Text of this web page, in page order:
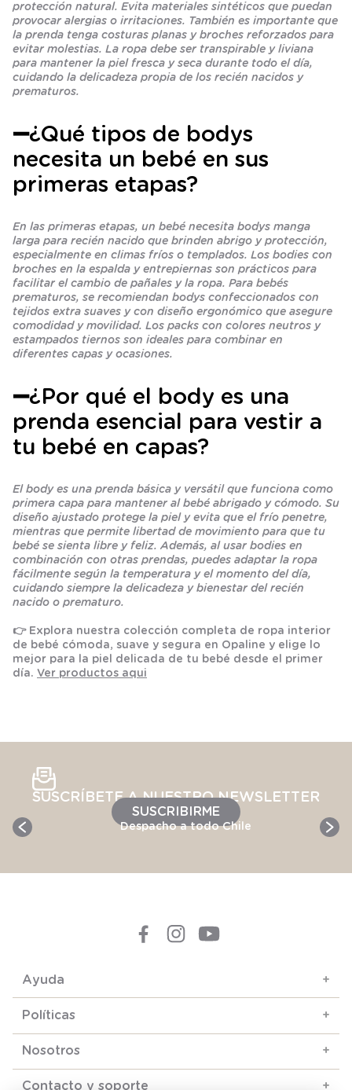
protección natural. Evita materiales sintéticos que puedan
provocar alergias o irritaciones. También es importante que
la prenda tenga costuras planas y broches reforzados para
evitar molestias. La ropa debe ser transpirable y liviana
para mantener la piel fresca y seca durante todo el día,
cuidando la delicadeza propia de los recién nacidos y
prematuros.
➖¿Qué tipos de bodys
necesita un bebé en sus
primeras etapas?
En las primeras etapas, un bebé necesita bodys manga
larga para recién nacido que brinden abrigo y protección,
especialmente en climas fríos o templados. Los bodies con
broches en la espalda y entrepiernas son prácticos para
facilitar el cambio de pañales y la ropa. Para bebés
prematuros, se recomiendan bodys confeccionados con
tejidos extra suaves y con diseño ergonómico que asegure
comodidad y movilidad. Los packs con colores neutros y
estampados tiernos son ideales para combinar en
diferentes capas y ocasiones.
➖¿Por qué el body es una
prenda esencial para vestir a
tu bebé en capas?
El body es una prenda básica y versátil que funciona como
primera capa para mantener al bebé abrigado y cómodo. Su
diseño ajustado protege la piel y evita que el frío penetre,
mientras que permite libertad de movimiento para que tu
bebé se sienta libre y feliz. Además, al usar bodies en
combinación con otras prendas, puedes adaptar la ropa
fácilmente según la temperatura y el momento del día,
cuidando siempre la delicadeza y bienestar del recién
nacido o prematuro.
👉 Explora nuestra colección completa de ropa interior
de bebé cómoda, suave y segura en Opaline y elige lo
mejor para la piel delicada de tu bebé desde el primer
día. Ver productos aqui
SUSCRÍBETE A NUESTRO NEWSLETTER
SUSCRIBIRME
Despacho a todo Chile
Ayuda +
Políticas +
Nosotros +
Contacto y soporte +